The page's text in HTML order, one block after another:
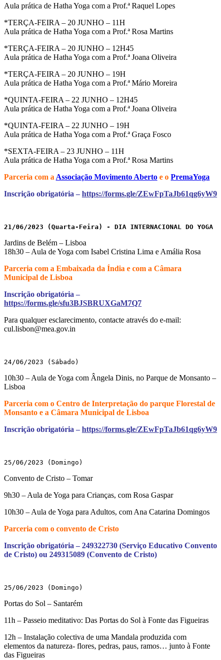
Aula prática de Hatha Yoga com a Prof.ª Raquel Lopes
*TERÇA-FEIRA – 20 JUNHO – 11H
Aula prática de Hatha Yoga com a Prof.ª Rosa Martins
*TERÇA-FEIRA – 20 JUNHO – 12H45
Aula prática de Hatha Yoga com a Prof.ª Joana Oliveira
*TERÇA-FEIRA – 20 JUNHO – 19H
Aula prática de Hatha Yoga com a Prof.ª Mário Moreira
*QUINTA-FEIRA – 22 JUNHO – 12H45
Aula prática de Hatha Yoga com a Prof.ª Joana Oliveira
*QUINTA-FEIRA – 22 JUNHO – 19H
Aula prática de Hatha Yoga com a Prof.ª Graça Fosco
*SEXTA-FEIRA – 23 JUNHO – 11H
Aula prática de Hatha Yoga com a Prof.ª Rosa Martins
Parceria com a Associação Movimento Aberto e o PremaYoga
Inscrição obrigatória – https://forms.gle/ZEwFpTaJb61qg6yW9
21/06/2023 (Quarta-Feira) - DIA INTERNACIONAL DO YOGA
Jardins de Belém – Lisboa
18h30 – Aula de Yoga com Isabel Cristina Lima e Amália Rosa
Parceria com a Embaixada da Índia e com a Câmara
Municipal de Lisboa
Inscrição obrigatória –
https://forms.gle/sfu3BJSBRUXGaM7Q7
Para qualquer esclarecimento, contacte através do e-mail:
cul.lisbon@mea.gov.in
24/06/2023 (Sábado)
10h30 – Aula de Yoga com Ângela Dinis, no Parque de Monsanto –
Lisboa
Parceria com o Centro de Interpretação do parque Florestal de
Monsanto e a Câmara Municipal de Lisboa
Inscrição obrigatória – https://forms.gle/ZEwFpTaJb61qg6yW9
25/06/2023 (Domingo)
Convento de Cristo – Tomar
9h30 – Aula de Yoga para Crianças, com Rosa Gaspar
10h30 – Aula de Yoga para Adultos, com Ana Catarina Domingos
Parceria com o convento de Cristo
Inscrição obrigatória – 249322730 (Serviço Educativo Convento
de Cristo) ou 249315089 (Convento de Cristo)
25/06/2023 (Domingo)
Portas do Sol – Santarém
11h – Passeio meditativo: Das Portas do Sol à Fonte das Figueiras
12h – Instalação colectiva de uma Mandala produzida com
elementos da natureza- flores, pedras, paus, ramos… junto à Fonte
das Figueiras